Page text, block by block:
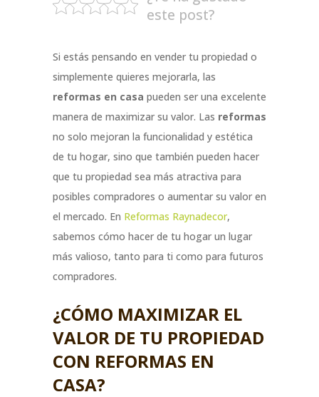
este post?
Si estás pensando en vender tu propiedad o
simplemente quieres mejorarla, las
reformas en casa pueden ser una excelente
manera de maximizar su valor. Las reformas
no solo mejoran la funcionalidad y estética
de tu hogar, sino que también pueden hacer
que tu propiedad sea más atractiva para
posibles compradores o aumentar su valor en
el mercado. En Reformas Raynadecor,
sabemos cómo hacer de tu hogar un lugar
más valioso, tanto para ti como para futuros
compradores.
¿CÓMO MAXIMIZAR EL
VALOR DE TU PROPIEDAD
CON REFORMAS EN
CASA?